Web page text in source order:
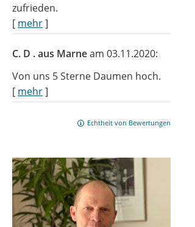
zufrieden.
[ mehr]
C. D . aus Marneam 03.11.2020:
Von uns 5 Sterne Daumen hoch.
[ mehr]
Echtheit von Bewertungen